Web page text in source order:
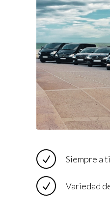
Siempre a
Variedad